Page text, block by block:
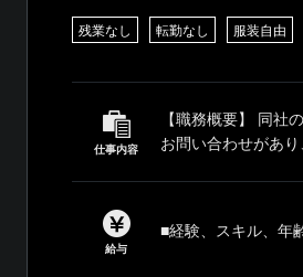
残業なし 転勤なし 服装自由
仕事内容
【職務概要】 同社
お問い合わせがあ
給与
■経験、スキル、年